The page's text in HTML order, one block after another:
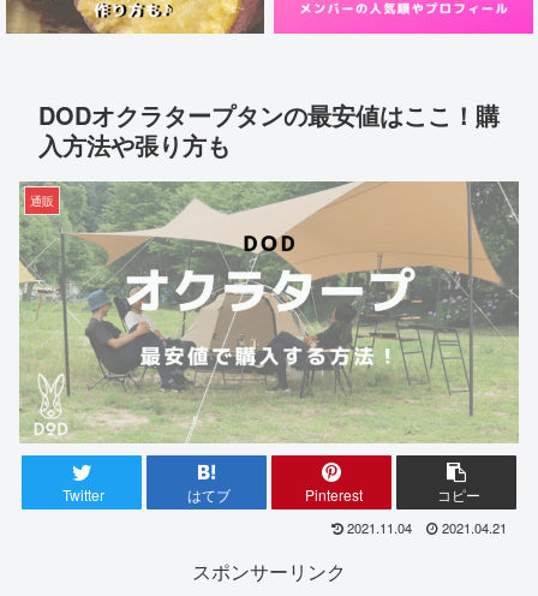
DODオクラタープタンの最安値はここ！購
入方法や張り方も
通販
Twitter はてブ Pinterest コピー
2021.11.04 2021.04.21
スポンサーリンク